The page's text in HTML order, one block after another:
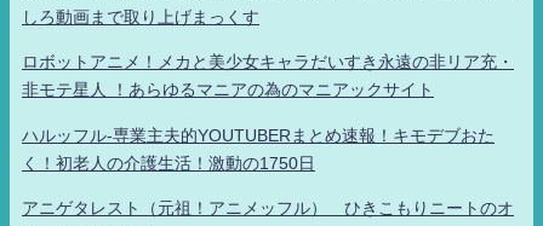
しろ動画まで取り上げまっくす
ロボットアニメ！メカと美少女キャラだいすき永遠の非リア充・
非モテ星人 ！あらゆるマニアの為のマニアックサイト
ハルッフル-専業主夫的YOUTUBERまとめ速報！キモデブおた
く！初老人の介護生活！激動の1750日
アニゲタレスト（元祖！アニメッフル） ひきこもりニートのオ